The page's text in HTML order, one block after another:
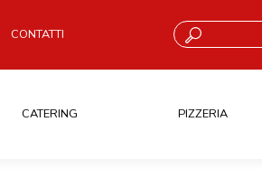
CONTATTI Cosa stai cercando?
CATERING PIZZERIA